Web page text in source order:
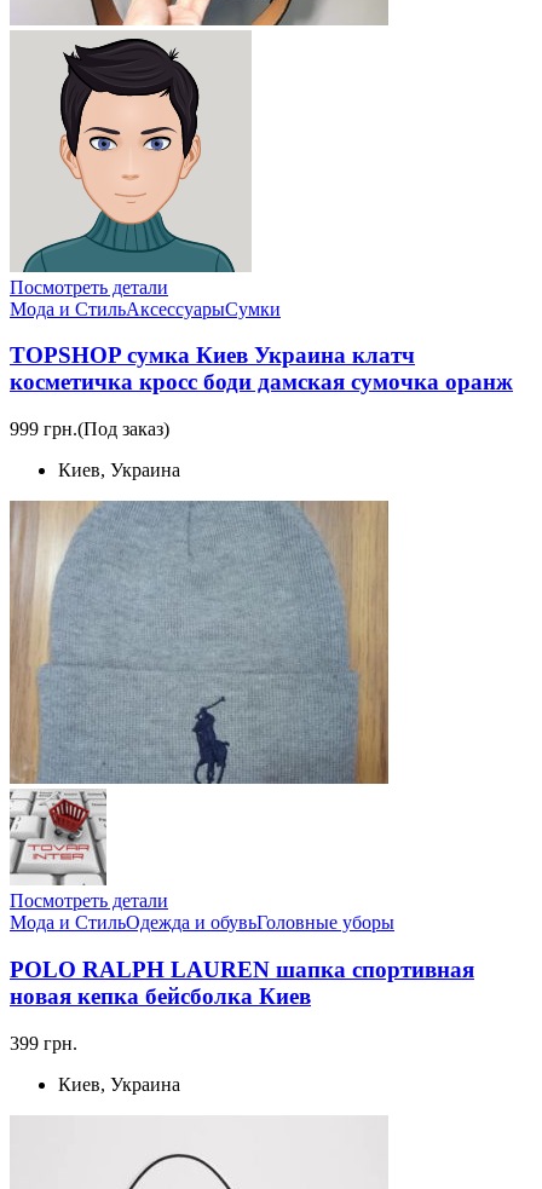
Посмотреть детали
Мода и СтильАксессуарыСумки
TOPSHOP сумка Киев Украина клатч
косметичка кросс боди дамская сумочка оранж
999 грн.(Под заказ)
Киев, Украина
Посмотреть детали
Мода и СтильОдежда и обувьГоловные уборы
POLO RALPH LAUREN шапка спортивная
новая кепка бейсболка Киев
399 грн.
Киев, Украина